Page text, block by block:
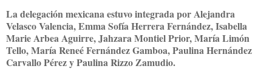
La delegación mexicana estuvo integrada por Alejandra
Velasco Valencia, Emma Sofía Herrera Fernández, Isabella
Marie Arbea Aguirre, Jahzara Montiel Prior, María Limón
Tello, María Reneé Fernández Gamboa, Paulina Hernández
Carvallo Pérez y Paulina Rizzo Zamudio.